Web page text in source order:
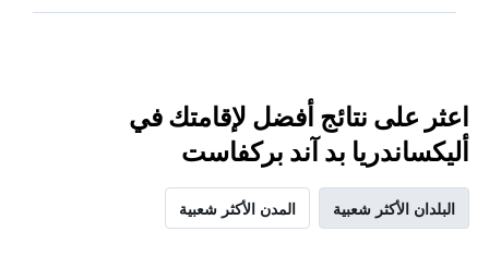
اعثر على نتائج أفضل لإقامتك في
أليكساندريا بد آند بركفاست
البلدان الأكثر شعبية المدن الأكثر شعبية